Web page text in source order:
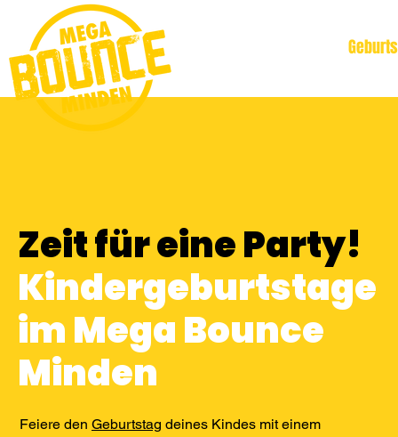
Zeit für eine Party!
Kindergeburtstage
im Mega Bounce
Minden
Feiere den Geburtstag deines Kindes mit einem